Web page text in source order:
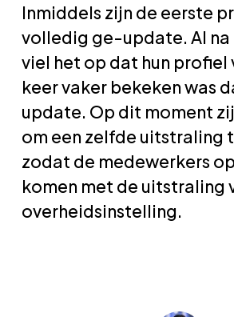
Inmiddels zijn de eerste
volledig ge-update. Al na
viel het op dat hun
keer vaker bekeken was
update. Op dit moment
om een zelfde uitstraling
zodat de medewerkers
komen met de uitstraling
overheidsinstelling.